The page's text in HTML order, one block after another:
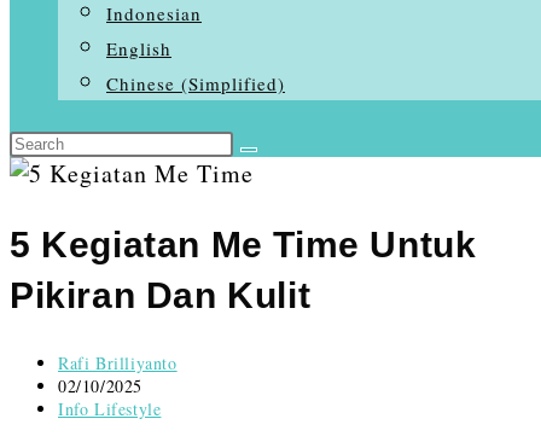
Skip
content
Indonesian
English
Chinese (Simplified)
Search
this
5 Kegiatan Me Time Untuk
Pikiran Dan Kulit
Post
author:
Rafi Brilliyanto
Post
published:
02/10/2025
Post
Info Lifestyle